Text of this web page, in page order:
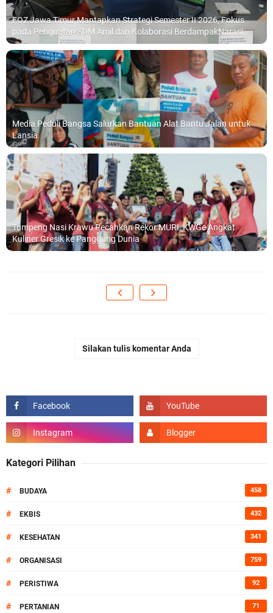
FOZ Jawa Timur Mantapkan Strategi Semester II 2026, Fokus
pada Penguatan SDM Amil dan Kolaborasi BerdampakNarasi
Media Peduli Bangsa Salurkan Bantuan Alat Bantu Jalan untuk
Lansia
Tumpeng Nasi Krawu Pecahkan Rekor MURI, KWGe Angkat
Kuliner Gresik ke Panggung Dunia
Silakan tulis komentar Anda
Kategori Pilihan
# BUDAYA 458
# EKBIS 432
# KESEHATAN 341
# ORGANISASI 759
# PERISTIWA 92
# PERTANIAN 71